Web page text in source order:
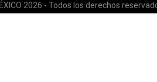
2026 - Todos los derechos